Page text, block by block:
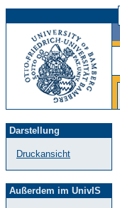
Darstellung
Druckansicht
Außerdem im UnivIS